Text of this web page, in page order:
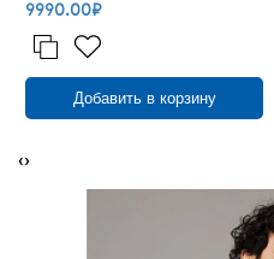
9990.00₽
Добавить в корзину
‹›